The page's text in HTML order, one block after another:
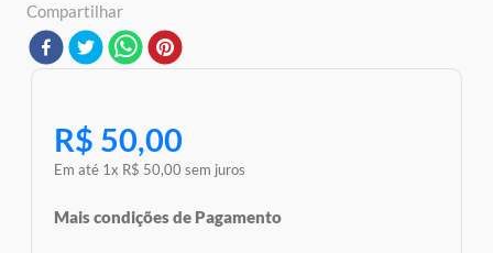
Detalhes:
Certificação: Certificado Pelos Órgãos Autorizados -
OCP`S(Organismos De Certificação De Produtos)
Características:
Conteúdo Da Embalagem: 02 maletas,10 navios e Acessórios
Material/Composição: Plástico
Modelo: Battleship
Compartilhar
R$ 50,00
Em até 1x R$ 50,00 sem juros
Mais condições de Pagamento